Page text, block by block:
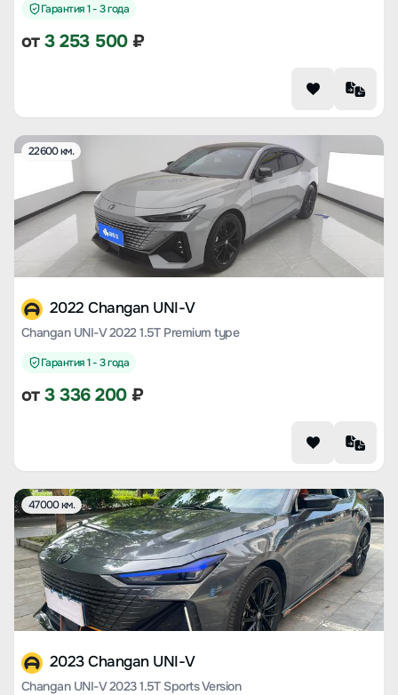
Гарантия 1 - 3 года
от3 253 500₽
22600 км.
2022 Changan UNI-V
Changan UNI-V 2022 1.5T Premium type
Гарантия 1 - 3 года
от3 336 200₽
47000 км.
2023 Changan UNI-V
Changan UNI-V 2023 1.5T Sports Version